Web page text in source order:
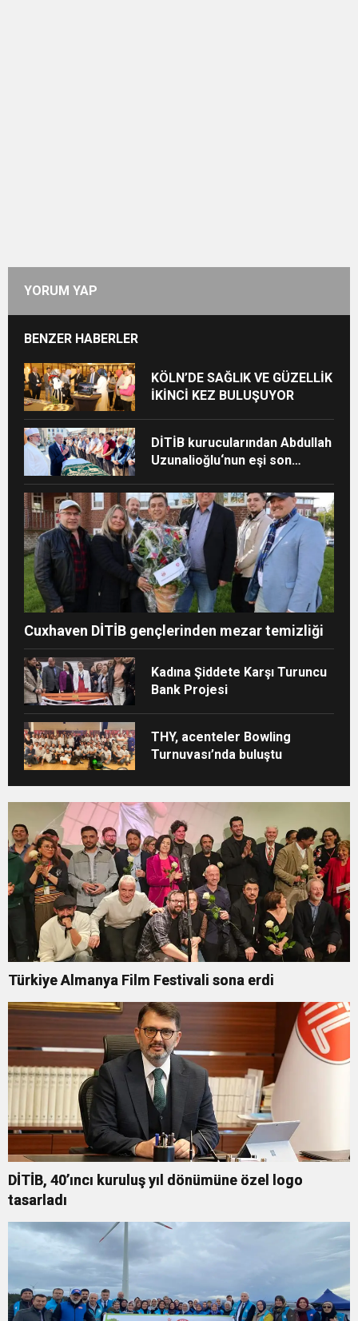
YORUM YAP
BENZER HABERLER
KÖLN’DE SAĞLIK VE GÜZELLİK
İKİNCİ KEZ BULUŞUYOR
DİTİB kurucularından Abdullah
Uzunalioğlu‘nun eşi son
Cuxhaven DİTİB gençlerinden mezar temizliği
Kadına Şiddete Karşı Turuncu
Bank Projesi
THY, acenteler Bowling
Turnuvası’nda buluştu
Türkiye Almanya Film Festivali sona erdi
DİTİB, 40’ıncı kuruluş yıl dönümüne özel logo
tasarladı